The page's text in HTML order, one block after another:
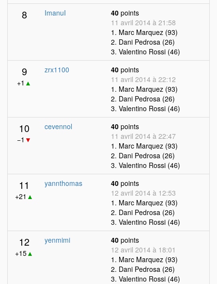
8 ImanuI 40 points
11 avril 2014 à 21:58
1. Marc Marquez (93)
2. Dani Pedrosa (26)
3. Valentino Rossi (46)
9
+1 ▲
zrx1100 40 points
11 avril 2014 à 22:12
1. Marc Marquez (93)
2. Dani Pedrosa (26)
3. Valentino Rossi (46)
10
−1 ▼
cevennol 40 points
11 avril 2014 à 22:47
1. Marc Marquez (93)
2. Dani Pedrosa (26)
3. Valentino Rossi (46)
11
+21 ▲
yannthomas 40 points
12 avril 2014 à 12:53
1. Marc Marquez (93)
2. Dani Pedrosa (26)
3. Valentino Rossi (46)
12
+15▲
yenmimi 40 points
12 avril 2014 à 18:01
1. Marc Marquez (93)
2. Dani Pedrosa (26)
3. Valentino Rossi (46)